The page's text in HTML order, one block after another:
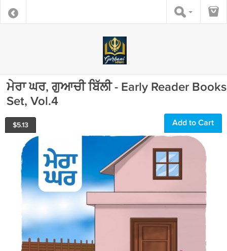
ਮੇਰਾ ਘਰ, ਗੁਆਚੀ ਬਿੱਲੀ - Early Reader Books
Set, Vol.4
$5.13 Add to Cart